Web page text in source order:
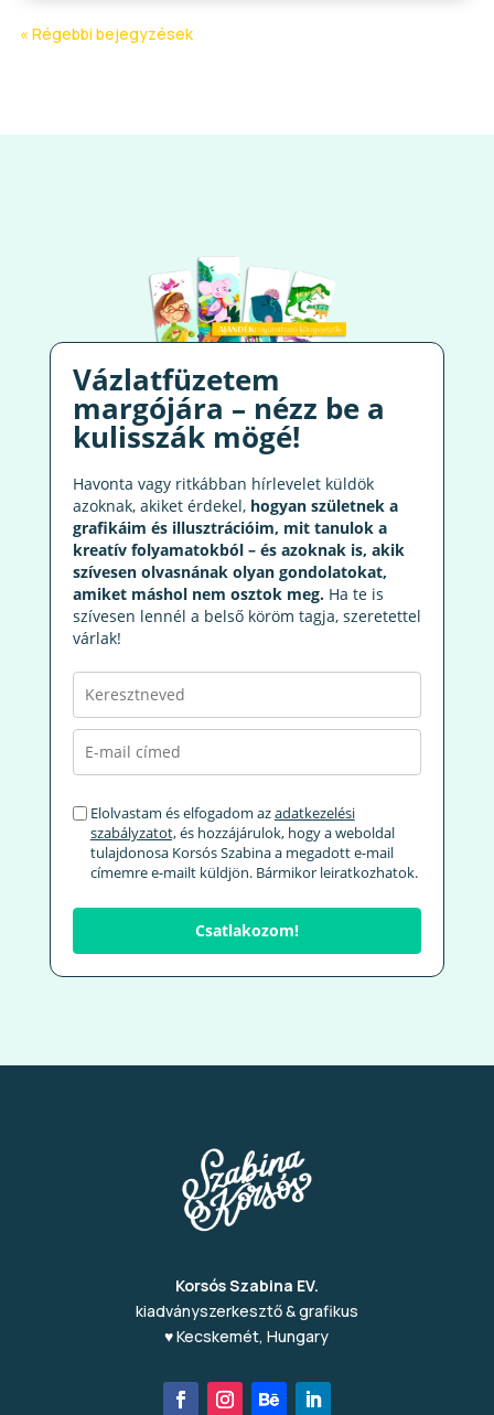
« Régebbi bejegyzések
Vázlatfüzetem
margójára – nézz be a
kulisszák mögé!
Havonta vagy ritkábban hírlevelet küldök
azoknak, akiket érdekel, hogyan születnek a
grafikáim és illusztrációim, mit tanulok a
kreatív folyamatokból – és azoknak is, akik
szívesen olvasnának olyan gondolatokat,
amiket máshol nem osztok meg.Ha te is
szívesen lennél a belső köröm tagja, szeretettel
várlak!
Csatlakozom!
Elolvastam és elfogadom azadatkezelési
szabályzatot,és hozzájárulok, hogy a weboldal
tulajdonosa Korsós Szabina a megadott e-mail
címemre e-mailt küldjön. Bármikor leiratkozhatok.
Korsós Szabina EV.
kiadványszerkesztő & grafikus
♥ Kecskemét, Hungary